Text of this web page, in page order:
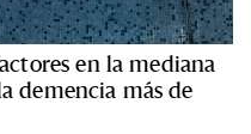
en la mediana
demencia más de